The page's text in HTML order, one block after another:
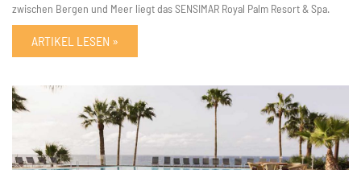
zwischen Bergen und Meer liegt das SENSIMAR Royal Palm Resort & Spa.
ARTIKEL LESEN »